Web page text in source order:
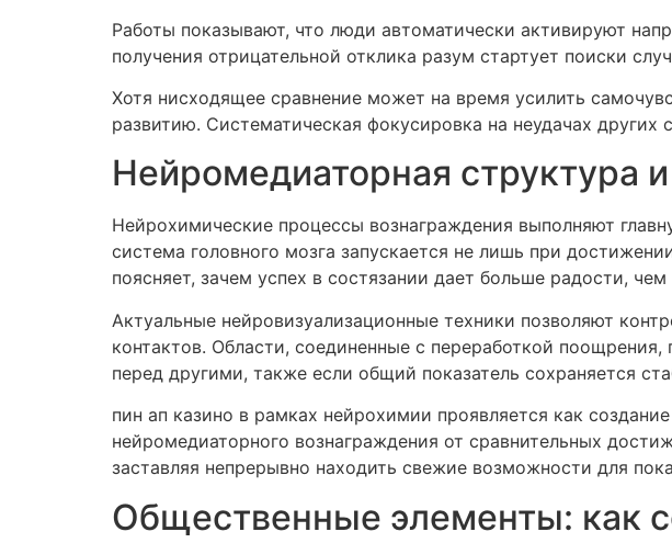
Работы показывают, что люди автоматически активируют
получения отрицательной отклика разум стартует поиски
Хотя нисходящее сравнение может на время усилить
развитию. Систематическая фокусировка на неудачах
Нейромедиаторная структура
Нейрохимические процессы вознаграждения выполняют
система головного мозга запускается не лишь при
поясняет, зачем успех в состязании дает больше радости,
Актуальные нейровизуализационные техники позволяют
контактов. Области, соединенные с переработкой
перед другими, также если общий показатель сохраняется
пин ап казино в рамках нейрохимии проявляется как
нейромедиаторного вознаграждения от сравнительных
заставляя непрерывно находить свежие возможности для
Общественные элементы: как